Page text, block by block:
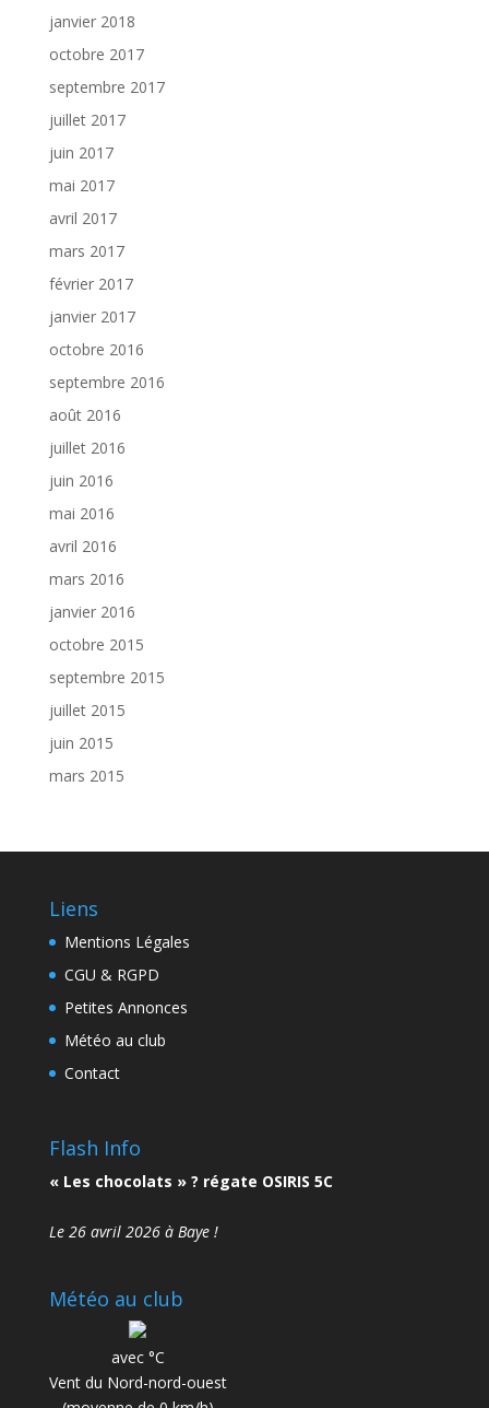
janvier 2018
octobre 2017
septembre 2017
juillet 2017
juin 2017
mai 2017
avril 2017
mars 2017
février 2017
janvier 2017
octobre 2016
septembre 2016
août 2016
juillet 2016
juin 2016
mai 2016
avril 2016
mars 2016
janvier 2016
octobre 2015
septembre 2015
juillet 2015
juin 2015
mars 2015
Liens
Mentions Légales
CGU & RGPD
Petites Annonces
Météo au club
Contact
Flash Info
« Les chocolats » ? régate OSIRIS 5C
Le 26 avril 2026 à Baye !
Météo au club
avec °C
Vent du Nord-nord-ouest